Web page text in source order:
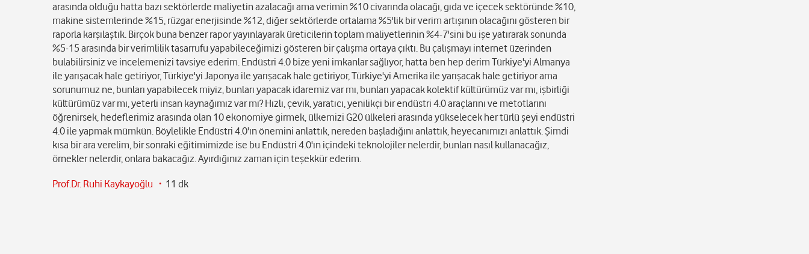
arasında olduğu hatta bazı sektörlerde maliyetin azalacağı ama verimin %10 civarında olacağı, gıda ve içecek sektöründe %10,
makine sistemlerinde %15, rüzgar enerjisinde %12, diğer sektörlerde ortalama %5'lik bir verim artışının olacağını gösteren bir
raporla karşılaştık. Birçok buna benzer rapor yayınlayarak üreticilerin toplam maliyetlerinin %4-7'sini bu işe yatırarak sonunda
%5-15 arasında bir verimlilik tasarrufu yapabileceğimizi gösteren bir çalışma ortaya çıktı. Bu çalışmayı internet üzerinden
bulabilirsiniz ve incelemenizi tavsiye ederim. Endüstri 4.0 bize yeni imkanlar sağlıyor, hatta ben hep derim Türkiye'yi Almanya
ile yarışacak hale getiriyor, Türkiye'yi Japonya ile yarışacak hale getiriyor, Türkiye'yi Amerika ile yarışacak hale getiriyor ama
sorunumuz ne, bunları yapabilecek miyiz, bunları yapacak idaremiz var mı, bunları yapacak kolektif kültürümüz var mı, işbirliği
kültürümüz var mı, yeterli insan kaynağımız var mı? Hızlı, çevik, yaratıcı, yenilikçi bir endüstri 4.0 araçlarını ve metotlarını
öğrenirsek, hedeflerimiz arasında olan 10 ekonomiye girmek, ülkemizi G20 ülkeleri arasında yükselecek her türlü şeyi endüstri
4.0 ile yapmak mümkün. Böylelikle Endüstri 4.0'ın önemini anlattık, nereden başladığını anlattık, heyecanımızı anlattık. Şimdi
kısa bir ara verelim, bir sonraki eğitimimizde ise bu Endüstri 4.0'ın içindeki teknolojiler nelerdir, bunları nasıl kullanacağız,
örnekler nelerdir, onlara bakacağız. Ayırdığınız zaman için teşekkür ederim.
Prof.Dr. Ruhi Kaykayoğlu ・ 11 dk